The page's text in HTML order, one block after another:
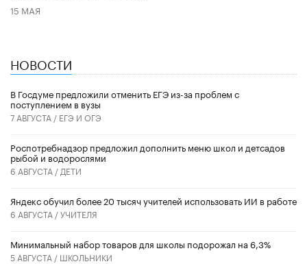
15 МАЯ
НОВОСТИ
В Госдуме предложили отменить ЕГЭ из-за проблем с
поступлением в вузы
7 АВГУСТА / ЕГЭ И ОГЭ
Роспотребнадзор предложил дополнить меню школ и детсадов
рыбой и водорослями
6 АВГУСТА / ДЕТИ
​Яндекс обучил более 20 тысяч учителей использовать ИИ в работе
6 АВГУСТА /УЧИТЕЛЯ
Минимальный набор товаров для школы подорожал на 6,3%
5 АВГУСТА / ШКОЛЬНИКИ